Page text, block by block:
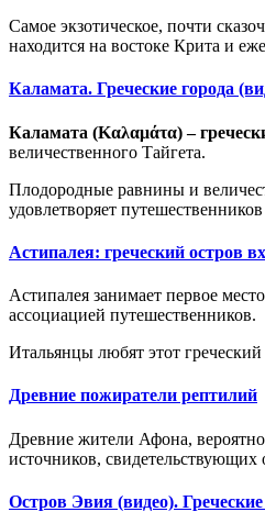
Самое экзотическое, почти
находится на востоке Крита и
Каламата. Греческие города
Каламата (Καλαμάτα) –
величественного Тайгета.
Плодородные равнины и
удовлетворяет путешественников
Астипалея: греческий остров
Астипалея занимает первое
ассоциацией путешественников.
Итальянцы любят этот
Древние пожиратели рептилий
Древние жители Афона,
источников,
Остров Эвия (видео). Греческие